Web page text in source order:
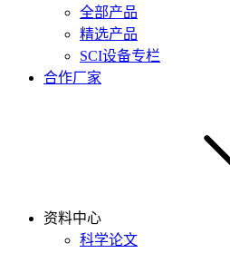
全部产品
精选产品
SCI设备专栏
合作厂家
资料中心
科学论文